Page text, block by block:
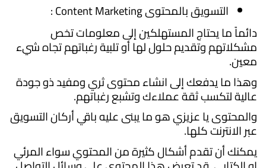
التسويق بالمحتوى Content Marketing :
دائماً ما يحتاج المستهلكين إلى معلومات تخص
مشكلاتهم وتقديم حلول لها أو تلبية رغباتهم تجاه شيء
معين.
وهذا ما يدفعك إلى انشاء محتوى ثري ومفيد ذو جودة
عالية لتكسب ثقة عملاءك وتشبع رغباتهم.
والمحتوى يا عزيزي هو ما يبنى عليه باقي أركان التسويق
عبر الانترنت كلها.
يمكنك أن تقدم أشكال كثيرة من المحتوي سواء المرئي